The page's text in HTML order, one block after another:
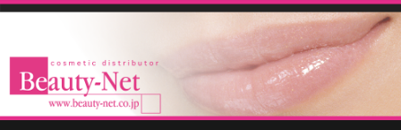
Beauty-Net
cosmetic distributor